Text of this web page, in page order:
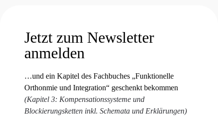
Jetzt zum Newsletter
anmelden
…und ein Kapitel des Fachbuches „Funktionelle
Orthonmie und Integration“ geschenkt bekommen
(Kapitel 3: Kompensationssysteme und
Blockierungsketten inkl. Schemata und Erklärungen)